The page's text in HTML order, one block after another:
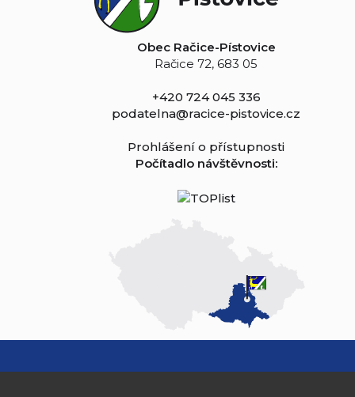
Obec Račice-Pístovice
Račice 72, 683 05
+420 724 045 336
podatelna@racice-pistovice.cz
Prohlášení o přístupnosti
Počítadlo návštěvnosti: